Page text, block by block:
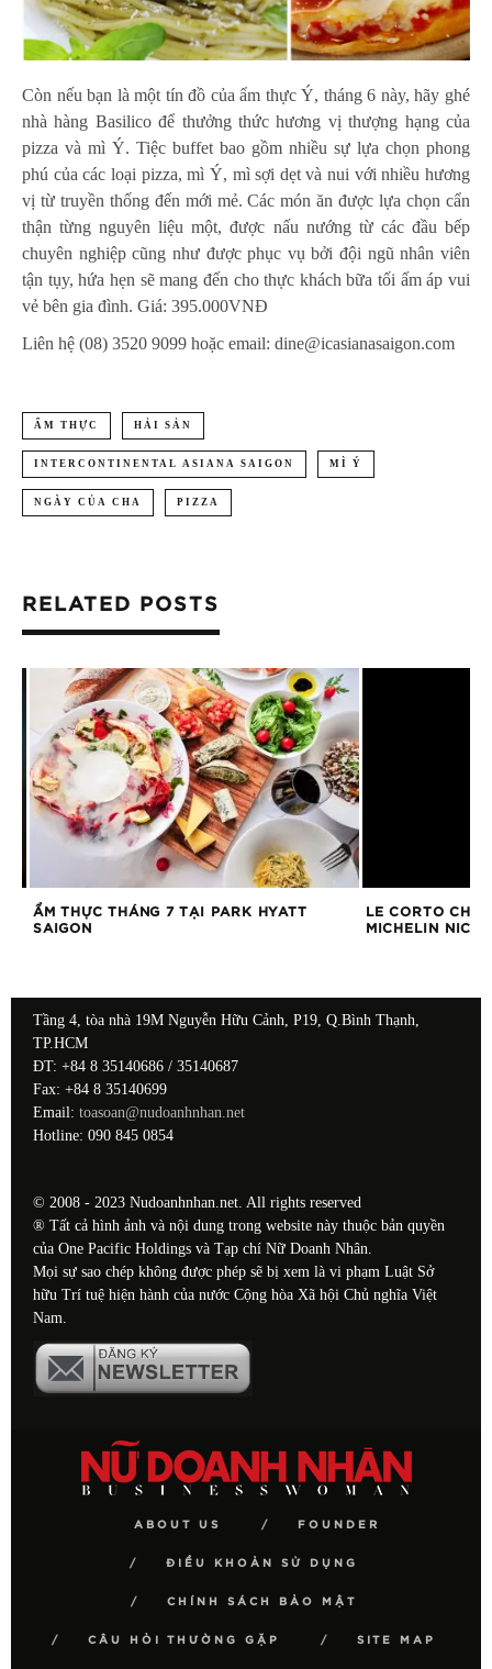
Còn nếu bạn là một tín đồ của ẩm thực Ý, tháng 6 này, hãy ghé
nhà hàng Basilico để thưởng thức hương vị thượng hạng của
pizza và mì Ý. Tiệc buffet bao gồm nhiều sự lựa chọn phong
phú của các loại pizza, mì Ý, mì sợi dẹt và nui với nhiều hương
vị từ truyền thống đến mới mẻ. Các món ăn được lựa chọn cẩn
thận từng nguyên liệu một, được nấu nướng từ các đầu bếp
chuyên nghiệp cũng như được phục vụ bởi đội ngũ nhân viên
tận tụy, hứa hẹn sẽ mang đến cho thực khách bữa tối ấm áp vui
vẻ bên gia đình. Giá: 395.000VNĐ
Liên hệ (08) 3520 9099 hoặc email: dine@icasianasaigon.com
ẨM THỰC HẢI SẢN
INTERCONTINENTAL ASIANA SAIGON MÌ Ý
NGÀY CỦA CHA PIZZA
RELATED POSTS
ẨM THỰC THÁNG 7 TẠI PARK HYATT
SAIGON
LE CORTO
MICHELIN
Tầng 4, tòa nhà 19M Nguyễn Hữu Cảnh, P19, Q.Bình Thạnh,
TP.HCM
ĐT: +84 8 35140686 / 35140687
Fax: +84 8 35140699
Email: toasoan@nudoanhnhan.net
Hotline: 090 845 0854
© 2008 - 2023 Nudoanhnhan.net. All rights reserved
® Tất cả hình ảnh và nội dung trong website này thuộc bản quyền
của One Pacific Holdings và Tạp chí Nữ Doanh Nhân.
Mọi sự sao chép không được phép sẽ bị xem là vi phạm Luật Sở
hữu Trí tuệ hiện hành của nước Cộng hòa Xã hội Chủ nghĩa Việt
Nam.
ABOUT US FOUNDER
ĐIỀU KHOẢN SỬ DỤNG
CHÍNH SÁCH BẢO MẬT
CÂU HỎI THƯỜNG GẶP SITE MAP